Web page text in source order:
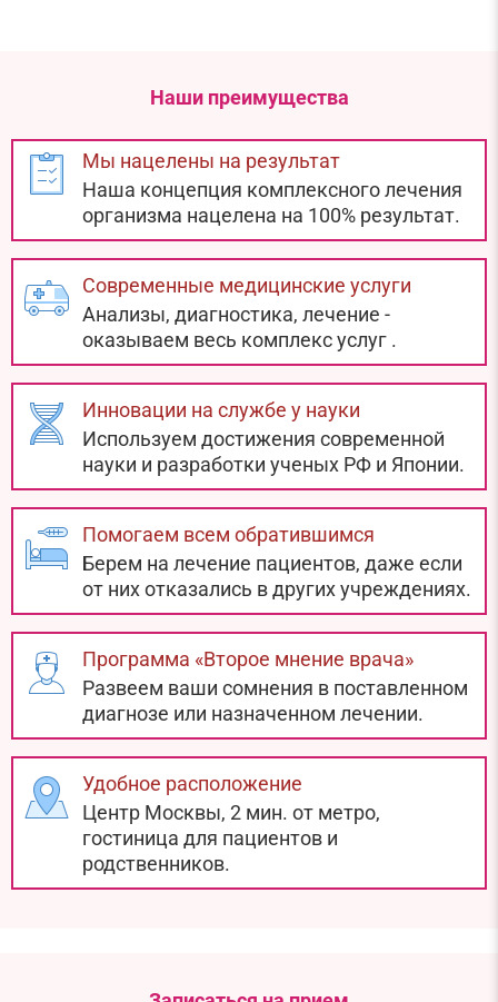
Наши преимущества
Мы нацелены на результат
Наша концепция комплексного лечения
организма нацелена на 100% результат.
Современные медицинские услуги
Анализы, диагностика, лечение -
оказываем весь комплекс услуг .
Инновации на службе у науки
Используем достижения современной
науки и разработки ученых РФ и Японии.
Помогаем всем обратившимся
Берем на лечение пациентов, даже если
от них отказались в других учреждениях.
Программа «Второе мнение врача»
Развеем ваши сомнения в поставленном
диагнозе или назначенном лечении.
Удобное расположение
Центр Москвы, 2 мин. от метро,
гостиница для пациентов и
родственников.